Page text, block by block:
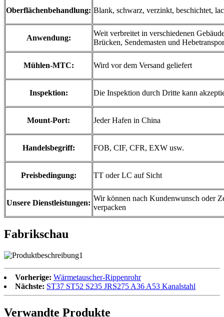
Oberflächenbehandlung: Blank, schwarz, verzinkt, beschichtet,
Anwendung:
Weit verbreitet in verschiedenen
Brücken, Sendemasten und
Mühlen-MTC: Wird vor dem Versand geliefert
Inspektion: Die Inspektion durch Dritte kann
Mount-Port: Jeder Hafen in China
Handelsbegriff: FOB, CIF, CFR, EXW usw.
Preisbedingung: TT oder LC auf Sicht
Unsere Dienstleistungen:
Wir können nach Kundenwunsch oder
verpacken
Fabrikschau
Vorherige: Wärmetauscher-Rippenrohr
Nächste: ST37 ST52 S235 JRS275 A36 A53 Kanalstahl
Verwandte Produkte